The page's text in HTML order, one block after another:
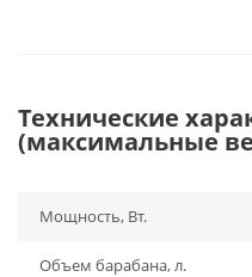
Технические
(максимальные
Мощность, Вт.
Объем барабана, л.